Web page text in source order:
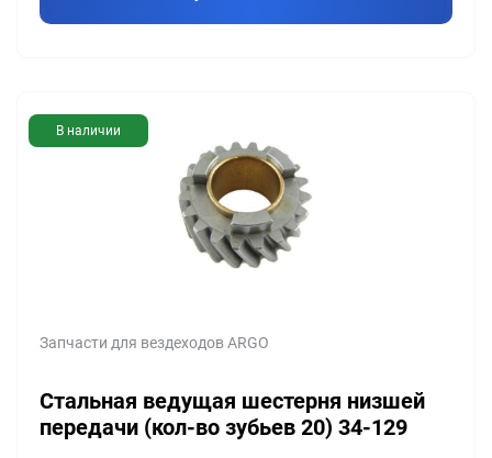
В наличии
Запчасти для вездеходов ARGO
Стальная ведущая шестерня низшей
передачи (кол-во зубьев 20) 34-129